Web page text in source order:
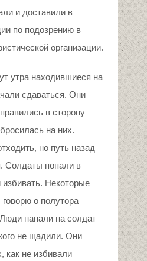
и доставили в
по подозрению в
организации.
утра находившиеся на
сдаваться. Они
в сторону
на них.
но путь назад
Солдаты попали в
избивать. Некоторые
о полутора
напали на солдат
не щадили. Они
как не избивали